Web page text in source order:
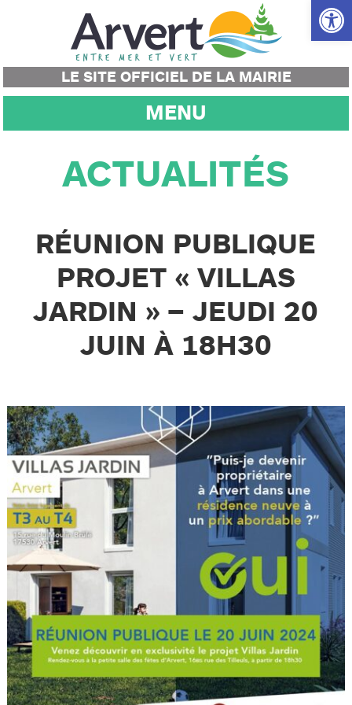
Ouvrir
LE SITE OFFICIEL DE LA MAIRIE
MENU
ACTUALITÉS
RÉUNION PUBLIQUE
PROJET « VILLAS
JARDIN » – JEUDI 20
JUIN À 18H30